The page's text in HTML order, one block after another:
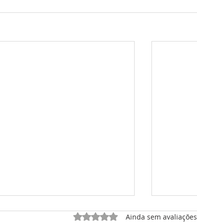
Avaliado com 0 de 5 estrelas.
Ainda sem avaliações